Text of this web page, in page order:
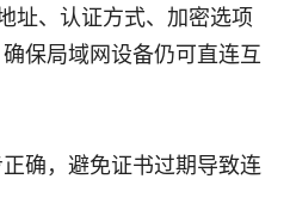
址、认证方式、加密选项
保局域网设备仍可直连互
确，避免证书过期导致连